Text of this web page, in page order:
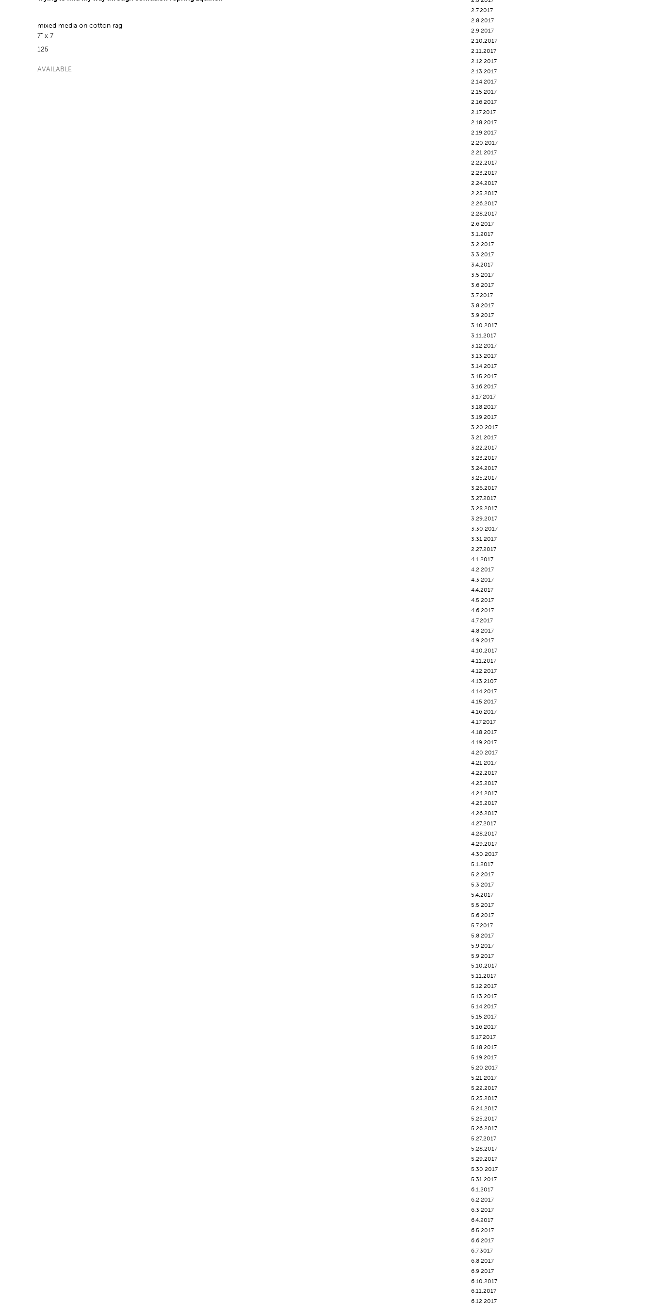
mixed media on cotton rag
7" x 7
125
AVAILABLE
2.7.2017
2.8.2017
2.9.2017
2.10.2017
2.11.2017
2.12.2017
2.13.2017
2.14.2017
2.15.2017
2.16.2017
2.17.2017
2.18.2017
2.19.2017
2.20.2017
2.21.2017
2.22.2017
2.23.2017
2.24.2017
2.25.2017
2.26.2017
2.28.2017
2.6.2017
3.1.2017
3.2.2017
3.3.2017
3.4.2017
3.5.2017
3.6.2017
3.7.2017
3.8.2017
3.9.2017
3.10.2017
3.11.2017
3.12.2017
3,13.2017
3.14.2017
3.15.2017
3.16.2017
3.17.2017
3.18.2017
3.19.2017
3.20.2017
3.21.2017
3.22.2017
3.23.2017
3.24.2017
3.25.2017
3.26.2017
3.27.2017
3.28.2017
3.29.2017
3.30.2017
3.31.2017
2.27.2017
4.1.2017
4.2.2017
4.3.2017
4.4.2017
4.5.2017
4.6.2017
4.7.2017
4.8.2017
4.9.2017
4.10.2017
4.11.2017
4.12.2017
4.13.2107
4.14.2017
4.15.2017
4.16.2017
4.17.2017
4.18.2017
4.19.2017
4.20.2017
4.21.2017
4.22.2017
4.23.2017
4.24.2017
4.25.2017
4.26.2017
4.27.2017
4.28.2017
4.29.2017
4.30.2017
5.1.2017
5.2.2017
5.3.2017
5.4.2017
5.5.2017
5.6.2017
5.7.2017
5.8.2017
5.9.2017
5.9.2017
5.10.2017
5.11.2017
5.12.2017
5.13.2017
5.14.2017
5.15.2017
5.16.2017
5.17.2017
5.18.2017
5.19.2017
5.20.2017
5.21.2017
5.22.2017
5.23.2017
5.24.2017
5.25.2017
5.26.2017
5.27.2017
5.28.2017
5.29.2017
5.30.2017
5.31.2017
6.1.2017
6.2.2017
6.3.2017
6.4.2017
6.5.2017
6.6.2017
6.7.3017
6.8.2017
6.9.2017
6.10.2017
6.11.2017
6.12.2017